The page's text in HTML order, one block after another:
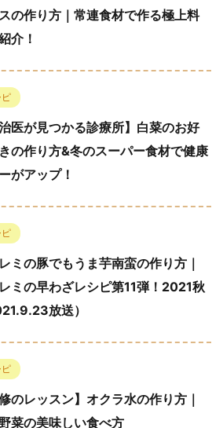
の作り方｜常連食材で作る極上料
介！
ピ
治医が見つかる診療所】白菜のお好
の作り方&冬のスーパー食材で健康
がアップ！
ピ
ミの豚でもうま芋南蛮の作り方｜
ミの早わざレシピ第11弾！2021秋
放送）
ピ
修のレッスン】オクラ水の作り方｜
菜の美味しい食べ方